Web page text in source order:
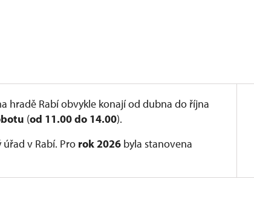
hradě Rabí obvykle konají od dubna do října
(od 11.00 do 14.00).
v Rabí. Pro rok 2026 byla stanovena